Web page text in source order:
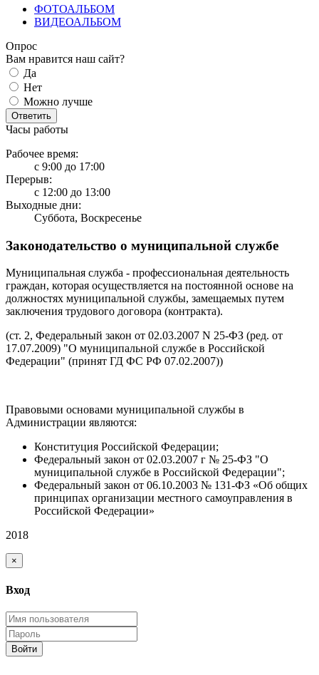
ФОТОАЛЬБОМ
ВИДЕОАЛЬБОМ
Опрос
Вам нравится наш сайт?
Да
Нет
Можно лучше
Ответить
Часы работы
Рабочее время:
с 9:00 до 17:00
Перерыв:
с 12:00 до 13:00
Выходные дни:
Суббота, Воскресенье
Законодательство о муниципальной службе
Муниципальная служба - профессиональная деятельность
граждан, которая осуществляется на постоянной основе на
должностях муниципальной службы, замещаемых путем
заключения трудового договора (контракта).
(ст. 2, Федеральный закон от 02.03.2007 N 25-ФЗ (ред. от
17.07.2009) "О муниципальной службе в Российской
Федерации" (принят ГД ФС РФ 07.02.2007))
Правовыми основами муниципальной службы в
Администрации являются:
Конституция Российской Федерации;
Федеральный закон от 02.03.2007 г № 25-ФЗ "О
муниципальной службе в Российской Федерации";
Федеральный закон от 06.10.2003 № 131-ФЗ «Об общих
принципах организации местного самоуправления в
Российской Федерации»
2018
×
Вход
Войти